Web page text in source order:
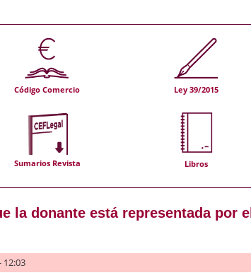
Código Comercio Ley 39/2015
Sumarios Revista Libros
la donante está representada por
12:03